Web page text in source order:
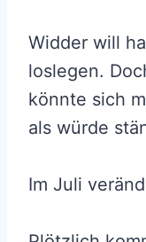
Widder will
loslegen.
könnte sich
als würde
Im Juli